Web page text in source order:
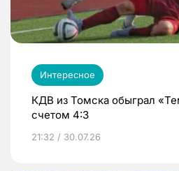
Интересное
КДВ из Томска обыграл
счетом 4:3
21:32 / 30.07.26